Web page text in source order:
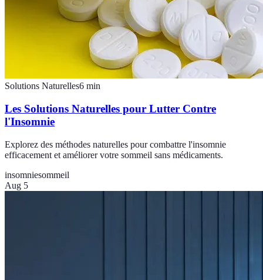
Solutions Naturelles6 min
Les Solutions Naturelles pour Lutter Contre
l'Insomnie
Explorez des méthodes naturelles pour combattre l'insomnie
efficacement et améliorer votre sommeil sans médicaments.
insomniesommeil
Aug 5